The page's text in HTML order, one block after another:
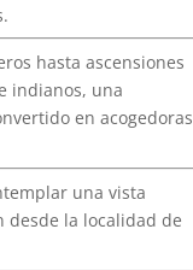
hasta ascensiones
indianos, una
en acogedoras
una vista
desde la localidad de